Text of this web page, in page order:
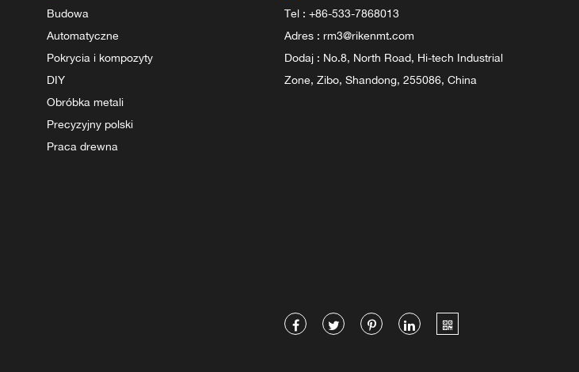
Budowa
Automatyczne
Pokrycia i kompozyty
DIY
Obróbka metali
Precyzyjny polski
Praca drewna
Tel : +86-533-7868013
Adres : rm3@rikenmt.com
Dodaj : No.8, North Road, Hi-tech Industrial
Zone, Zibo, Shandong, 255086, China